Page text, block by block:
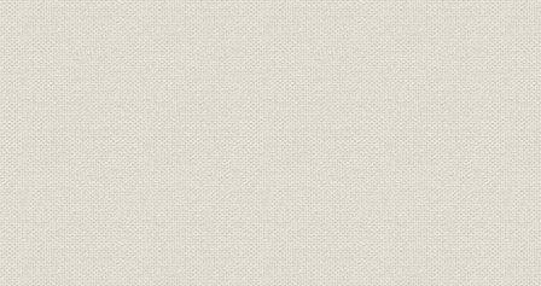
債券;シェア 公社債引受4社シェア
1972年(
年)
債券;業界
公社債の引受・売出および募
集・売出の取扱い状況
1970年(昭
(昭和57年
業界;シェア
山一主幹事取扱い状況(5年間推
移)
1977年(
(昭和56年